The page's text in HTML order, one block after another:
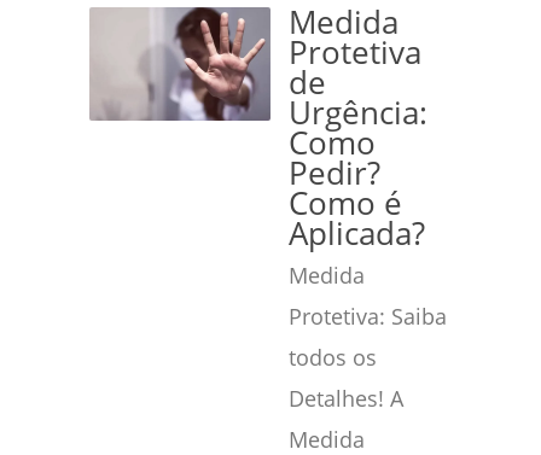
Medida
Protetiva
de
Urgência:
Como
Pedir?
Como é
Aplicada?
Medida
Protetiva: Saiba
todos os
Detalhes! A
Medida